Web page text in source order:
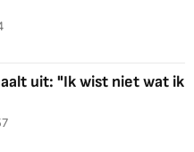
uit: "Ik wist niet wat ik